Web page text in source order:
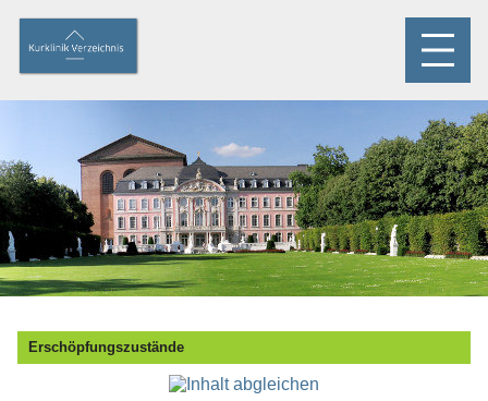
Erschöpfungszustände